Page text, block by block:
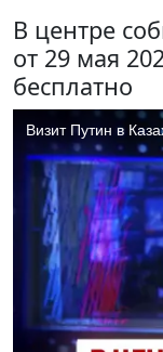
В центре
от 29 мая
бесплатно